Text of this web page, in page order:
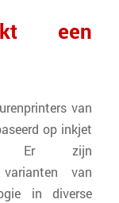
een
van
op inkjet
Er zijn
varianten van
in diverse